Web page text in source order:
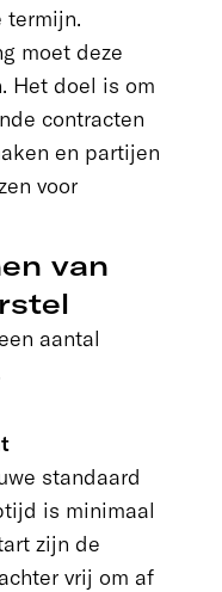
termijn.
moet deze
Het doel is om
contracten
en partijen
voor
van
aantal
standaard
is minimaal
zijn de
vrij om af